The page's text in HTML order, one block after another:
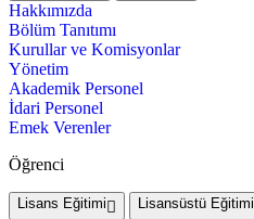
Hakkımızda
Bölüm Tanıtımı
Kurullar ve Komisyonlar
Yönetim
Akademik Personel
İdari Personel
Emek Verenler
Öğrenci
Lisans Eğitimi Lisansüstü Eğitimi